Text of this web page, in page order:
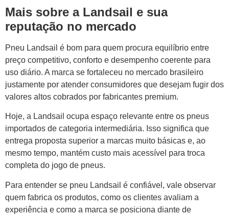
Mais sobre a Landsail e sua
reputação no mercado
Pneu Landsail é bom para quem procura equilíbrio entre
preço competitivo, conforto e desempenho coerente para
uso diário. A marca se fortaleceu no mercado brasileiro
justamente por atender consumidores que desejam fugir dos
valores altos cobrados por fabricantes premium.
Hoje, a Landsail ocupa espaço relevante entre os pneus
importados de categoria intermediária. Isso significa que
entrega proposta superior a marcas muito básicas e, ao
mesmo tempo, mantém custo mais acessível para troca
completa do jogo de pneus.
Para entender se pneu Landsail é confiável, vale observar
quem fabrica os produtos, como os clientes avaliam a
experiência e como a marca se posiciona diante de